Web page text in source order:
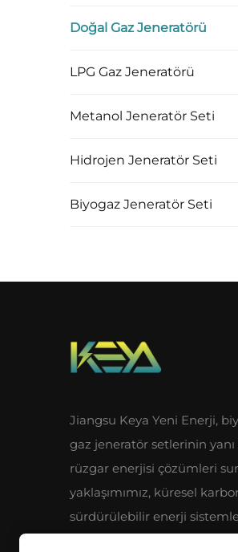
Doğal Gaz Jeneratörü
LPG Gaz Jeneratörü
Metanol Jeneratör Seti
Hidrojen Jeneratör Seti
Biyogaz Jeneratör Seti
Jiangsu Keya Yeni Enerji,
gaz jeneratör setlerinin
rüzgar enerjisi çözümleri
yaklaşımımız, küresel
sürdürülebilir enerji